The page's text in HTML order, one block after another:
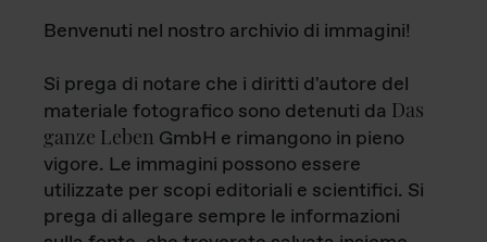
Benvenuti nel nostro archivio di immagini!
Si prega di notare che i diritti d'autore del
materiale fotografico sono detenuti da Das
ganze Leben GmbH e rimangono in pieno
vigore. Le immagini possono essere
utilizzate per scopi editoriali e scientifici. Si
prega di allegare sempre le informazioni